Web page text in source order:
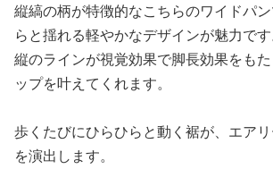
縦縞の柄が特徴的なこちらのワイドパ
らと揺れる軽やかなデザインが魅力です
縦のラインが視覚効果で脚長効果をも
ップを叶えてくれます。
歩くたびにひらひらと動く裾が、エア
を演出します。